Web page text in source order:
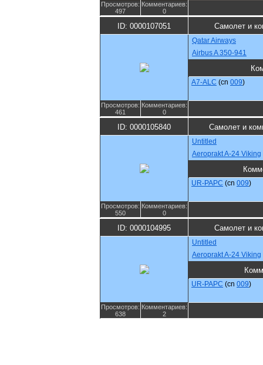
Просмотров:
497
Комментариев:
0
ID: 0000107051 Самолет и
Qatar Airways
Airbus A 350-941
A7-ALC (cn 009)
Просмотров:
461
Комментариев:
0
ID: 0000105840 Самолет и
Untitled
Aeroprakt A-24 Viking
UR-PAPC (cn 009)
Просмотров:
550
Комментариев:
0
ID: 0000104995 Самолет и
Untitled
Aeroprakt A-24 Viking
UR-PAPC (cn 009)
Просмотров:
638
Комментариев:
2